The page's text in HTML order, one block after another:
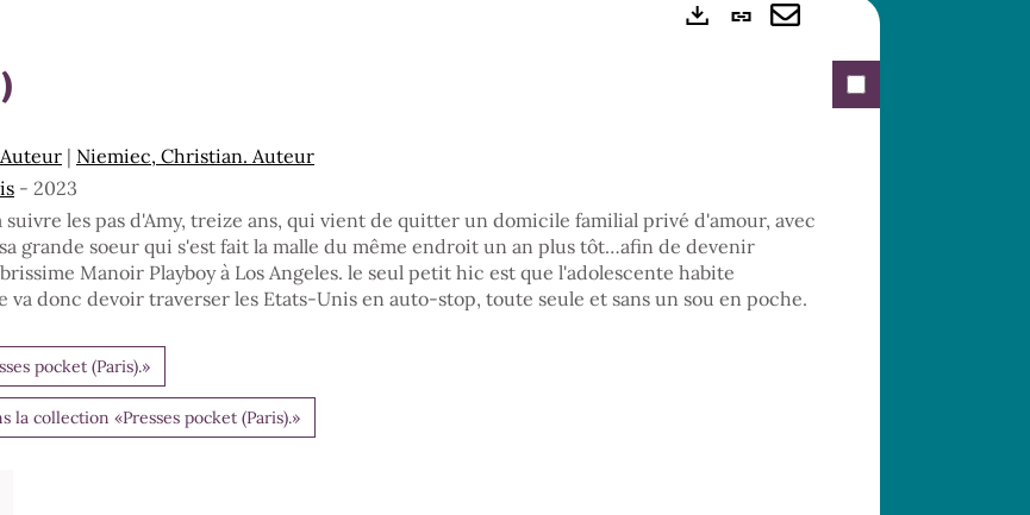
Lien
permanent
(Nouvelle
Envoyer
| Niemiec, Christian. Auteur
- 2023
suivre les pas d'Amy, treize ans, qui vient de quitter un domicile familial privé d'amour, avec
grande soeur qui s'est fait la malle du même endroit un an plus tôt…afin de devenir
Manoir Playboy à Los Angeles. le seul petit hic est que l'adolescente habite
va donc devoir traverser les Etats-Unis en auto-stop, toute seule et sans un sou en poche.
pocket (Paris).»
la collection «Presses pocket (Paris).»